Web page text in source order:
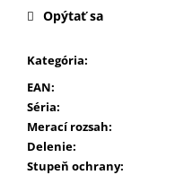
Kategória:
EAN:
Séria:
Merací rozsah:
Delenie:
Stupeň ochrany:
Opýtať sa